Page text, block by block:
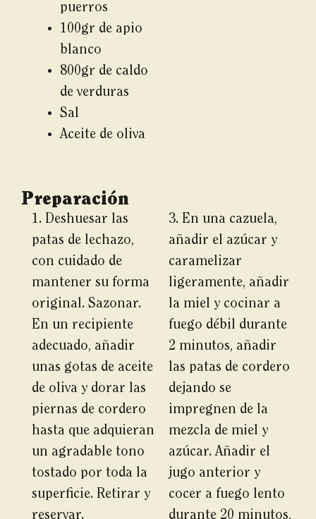
puerros
100gr de apio
blanco
800gr de caldo
de verduras
Sal
Aceite de oliva
Preparación
1. Deshuesar las
patas de lechazo,
con cuidado de
mantener su forma
original. Sazonar.
En un recipiente
adecuado, añadir
unas gotas de aceite
de oliva y dorar las
piernas de cordero
hasta que adquieran
un agradable tono
tostado por toda la
superficie. Retirar y
reservar.
3. En una cazuela,
añadir el azúcar y
caramelizar
ligeramente, añadir
la miel y cocinar a
fuego débil durante
2 minutos, añadir
las patas de cordero
dejando se
impregnen de la
mezcla de miel y
azúcar. Añadir el
jugo anterior y
cocer a fuego lento
durante 20 minutos,